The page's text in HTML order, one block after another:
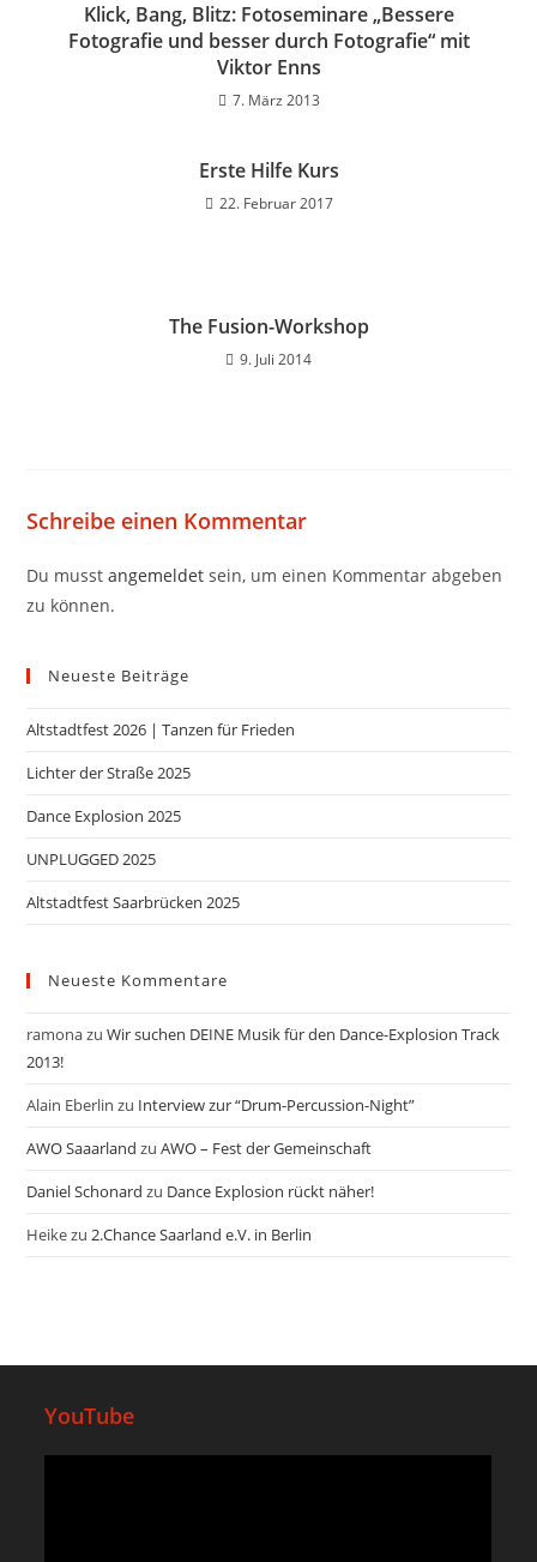
Klick, Bang, Blitz: Fotoseminare „Bessere
Fotografie und besser durch Fotografie“ mit
Viktor Enns
7. März 2013
Erste Hilfe Kurs
22. Februar 2017
The Fusion-Workshop
9. Juli 2014
Schreibe einen Kommentar
Du musstangemeldet sein, um einen Kommentar abgeben
zu können.
Neueste Beiträge
Altstadtfest 2026 | Tanzen für Frieden
Lichter der Straße 2025
Dance Explosion 2025
UNPLUGGED 2025
Altstadtfest Saarbrücken 2025
Neueste Kommentare
ramonazuWir suchen DEINE Musik für den Dance-Explosion Track
2013!
Alain Eberlin zu Interview zur “Drum-Percussion-Night”
AWO Saaarland zuAWO – Fest der Gemeinschaft
Daniel Schonard zu Dance Explosion rückt näher!
Heikezu2.Chance Saarland e.V. in Berlin
YouTube